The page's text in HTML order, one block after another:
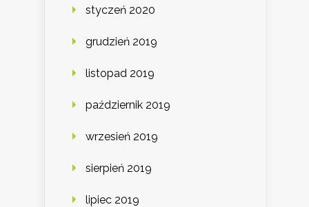
styczeń 2020
grudzień 2019
listopad 2019
październik 2019
wrzesień 2019
sierpień 2019
lipiec 2019